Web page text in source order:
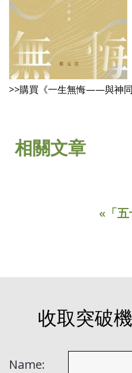
>>購買《一生無悔——與神
相關文章
«「
收取突破
Name: